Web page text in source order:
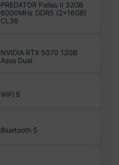
PREDATOR Pallas II 32GB
6000MHz DDR5 (2x16GB)
CL36
NVIDIA RTX 5070 12GB
Asus Dual
WiFi 6
Bluetooth 5